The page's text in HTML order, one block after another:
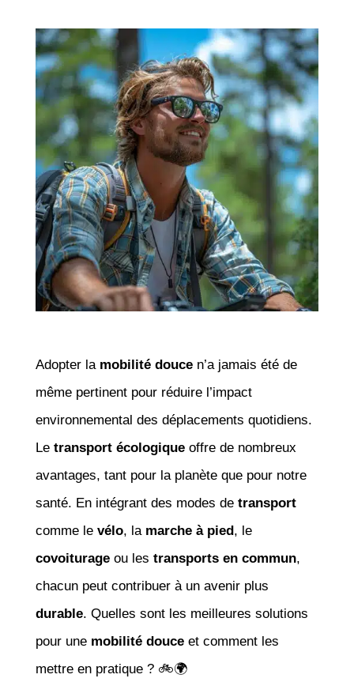
Adopter la mobilité doucen’a jamais été de
même pertinent pour réduire l’impact
environnemental des déplacements quotidiens.
Le transport écologiqueoffre de nombreux
avantages, tant pour la planète que pour notre
santé. En intégrant des modes de transport
comme le vélo, la marche à pied , le
covoiturageou les transports en commun,
chacun peut contribuer à un avenir plus
durable. Quelles sont les meilleures solutions
pour une mobilité douceet comment les
mettre en pratique ? 🚲🌍